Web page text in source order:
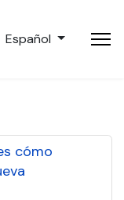
Seleccione su
Español
cómo